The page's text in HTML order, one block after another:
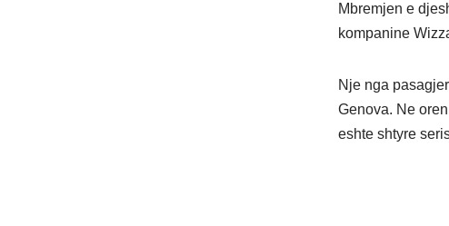
Mbremjen e
kompanine
Nje nga
Genova. Ne
eshte shtyre